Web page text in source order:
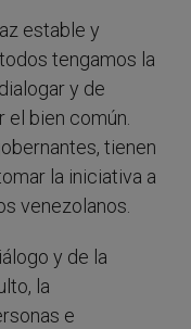
estable y
tengamos la
y de
el bien común.
tienen
la iniciativa a
venezolanos.
y de la
la
e